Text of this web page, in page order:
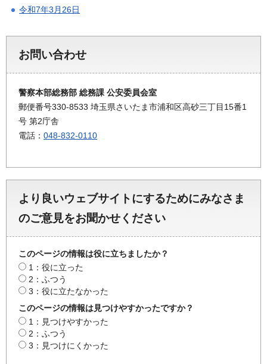
令和7年3月26日
お問い合わせ
警察本部総務部 総務課 公安委員会室
郵便番号330-8533 埼玉県さいたま市浦和区高砂三丁目15番1
号 第2庁舎
電話： 048-832-0110
より良いウェブサイトにするためにみなさま
のご意見をお聞かせください
このページの情報は役に立ちましたか？
1：役に立った
2：ふつう
3：役に立たなかった
このページの情報は見つけやすかったですか？
1：見つけやすかった
2：ふつう
3：見つけにくかった